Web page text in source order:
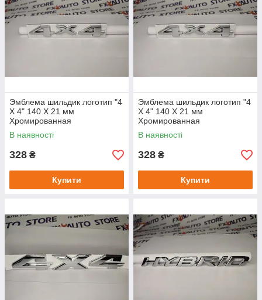
Эмблема шильдик логотип "4
X 4" 140 Х 21 мм
Хромированная
металлическая
В наявності
328 ₴
Купити
Эмблема шильдик логотип "4
X 4" 140 Х 21 мм
Хромированная
металлическая для JEEP
Compass Patriot Cherokee
В наявності
328 ₴
Купити